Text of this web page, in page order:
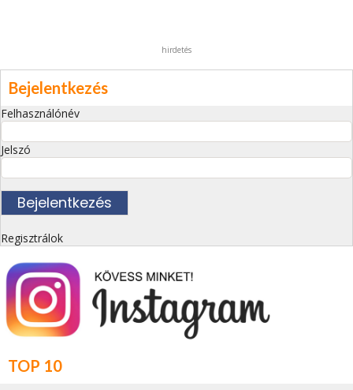
hirdetés
Bejelentkezés
Felhasználónév
Jelszó
Regisztrálok
TOP 10